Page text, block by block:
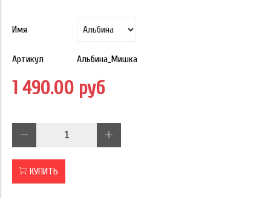
Имя
Артикул Альбина_Мишка
1 490.00 руб
КУПИТЬ